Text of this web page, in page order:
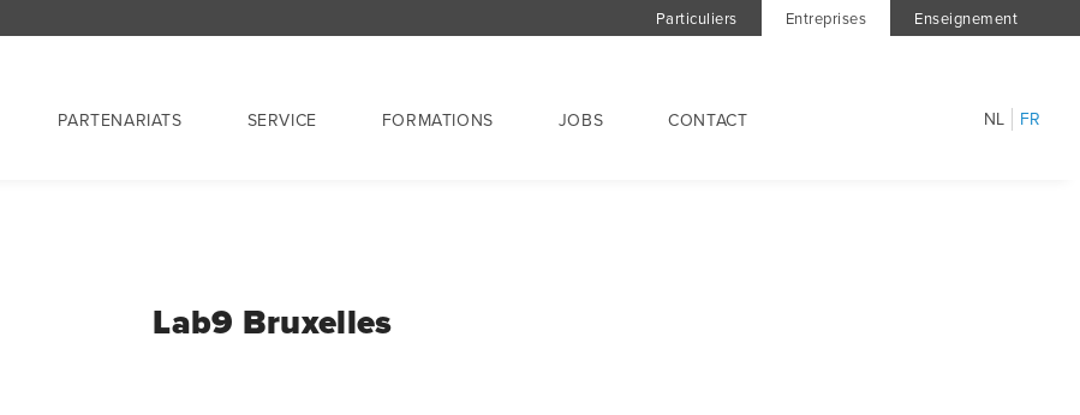
Particuliers Entreprises Enseignement
PARTENARIATS SERVICE FORMATIONS JOBS CONTACT NL FR
Lab9 Bruxelles